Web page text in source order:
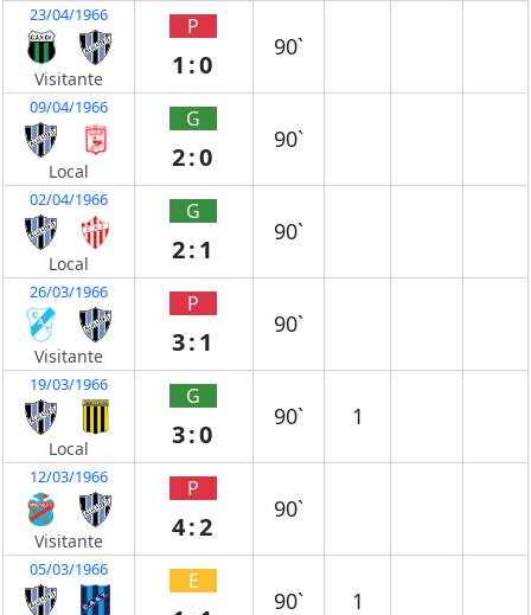
23/04/1966
Visitante
P
1:0
90`
09/04/1966
Local
G
2:0
90`
02/04/1966
Local
G
2:1
90`
26/03/1966
Visitante
P
3:1
90`
19/03/1966
Local
G
3:0
90` 1
12/03/1966
Visitante
P
4:2
90`
05/03/1966 E
90` 1